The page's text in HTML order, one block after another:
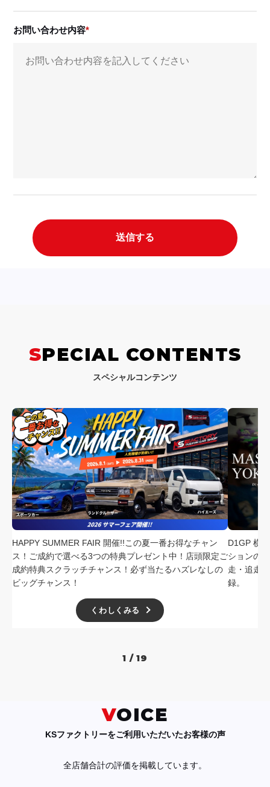
お問い合わせ内容
SPECIAL CONTENTS
スペシャルコンテンツ
HAPPY SUMMER FAIR 開催!!この夏一番お得なチャン
ス！ご成約で選べる3つの特典プレゼント中！店頭限定ご
成約特典スクラッチチャンス！必ず当たるハズレなしの
ビッグチャンス！
くわしくみる
D1GP 横
ションの
走・追走
録。
1 / 19
VOICE
KSファクトリーをご利用いただいたお客様の声
全店舗合計の評価を掲載しています。